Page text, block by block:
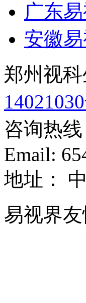
广东
安徽
郑州视
咨询热线
Email:
地址：
易视界友